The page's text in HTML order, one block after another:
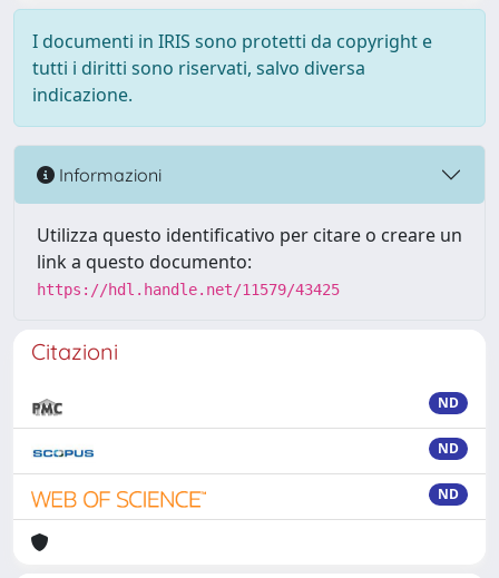
I documenti in IRIS sono protetti da copyright e
tutti i diritti sono riservati, salvo diversa
indicazione.
Informazioni
Utilizza questo identificativo per citare o creare un
link a questo documento:
https://hdl.handle.net/11579/43425
Citazioni
ND
ND
ND